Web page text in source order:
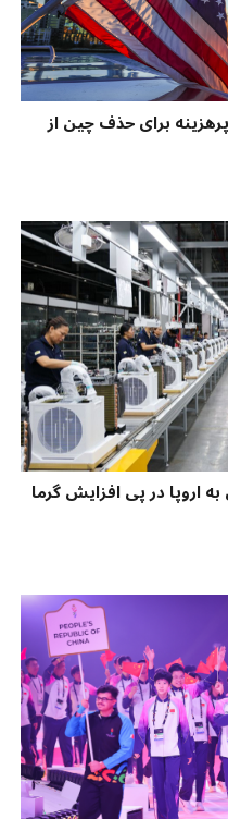
برای حذف چین از
در پی افزایش گرما